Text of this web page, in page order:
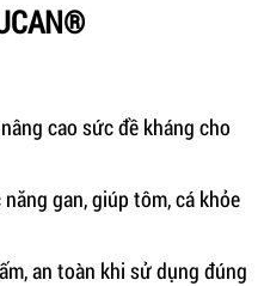
cao sức đề kháng cho
gan, giúp tôm, cá khỏe
an toàn khi sử dụng đúng